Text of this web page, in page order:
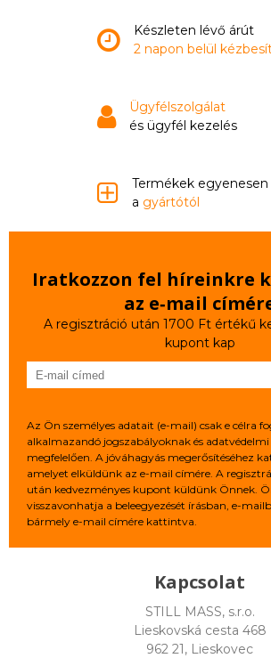
Készleten lévő árút
2 napon belül
Ügyfélszolgálat
és ügyfél kezelés
Termékek egyenesen
a gyártótól
Iratkozzon fel híreinkre
az e‑mail
A regisztráció után 1700 Ft értékű
kupont kap
Az Ön személyes adatait (e-mail) csak e célra
alkalmazandó jogszabályoknak és
megfelelően. A jóváhagyás megerősítéséhez
amelyet elküldünk az e-mail címére. A
után kedvezményes kupont küldünk Önnek.
visszavonhatja a beleegyezését írásban, e-
bármely e-mail címére kattintva.
Kapcsolat
STILL MASS, s.r.o.
Lieskovská cesta 468
962 21, Lieskovec